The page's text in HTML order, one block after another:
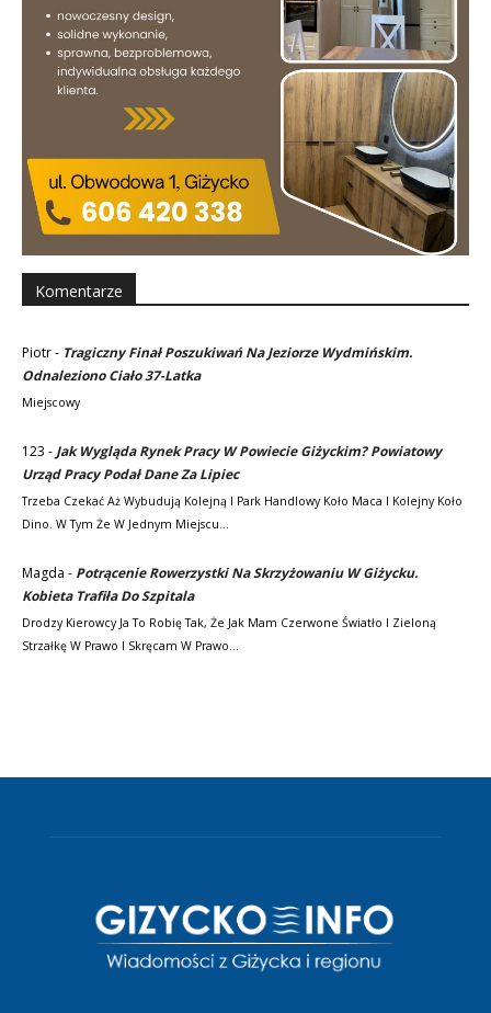
Komentarze
Piotr- Tragiczny Finał Poszukiwań Na Jeziorze Wydmińskim.
Odnaleziono Ciało 37-Latka
Miejscowy
123 - Jak Wygląda Rynek Pracy W Powiecie Giżyckim? Powiatowy
Urząd Pracy Podał Dane Za Lipiec
Trzeba Czekać Aż Wybudują Kolejną I Park Handlowy Koło Maca I Kolejny Koło
Dino. W Tym Że W Jednym Miejscu…
Magda - Potrącenie Rowerzystki Na Skrzyżowaniu W Giżycku.
Kobieta Trafiła Do Szpitala
Drodzy Kierowcy Ja To Robię Tak, Że Jak Mam Czerwone Światło I Zieloną
Strzałkę W Prawo I Skręcam W Prawo…